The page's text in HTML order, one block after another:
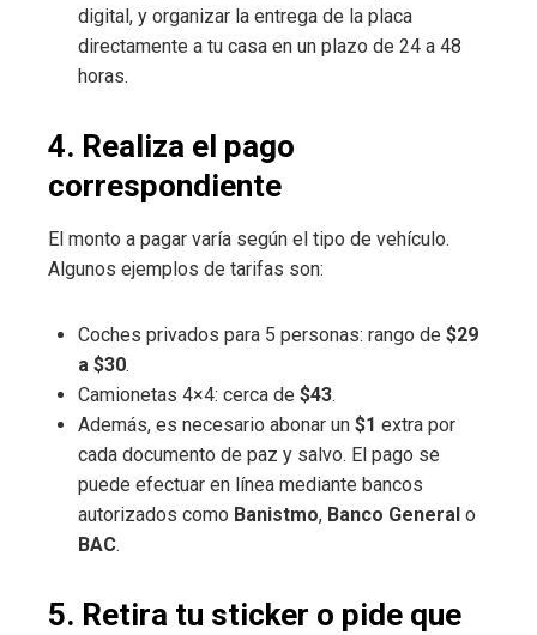
digital, y organizar la entrega de la placa
directamente a tu casa en un plazo de 24 a 48
horas.
4. Realiza el pago
correspondiente
El monto a pagar varía según el tipo de vehículo.
Algunos ejemplos de tarifas son:
Coches privados para 5 personas: rango de $29
a $30.
Camionetas 4×4: cerca de $43.
Además, es necesario abonar un $1 extra por
cada documento de paz y salvo. El pago se
puede efectuar en línea mediante bancos
autorizados como Banistmo, Banco General o
BAC.
5. Retira tu sticker o pide que